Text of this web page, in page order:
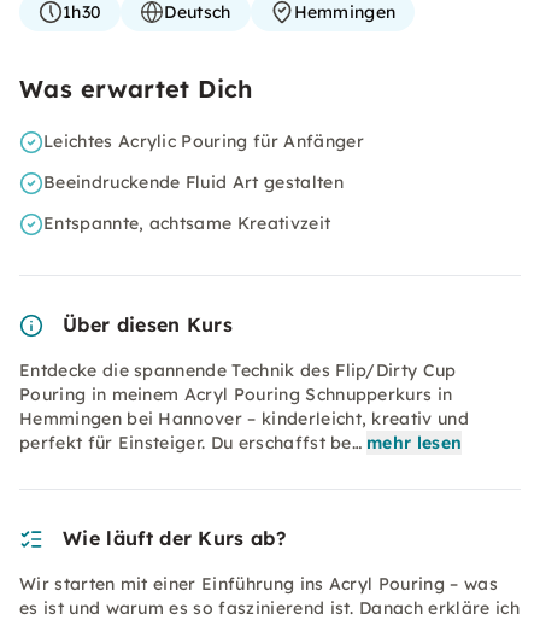
1h30 Deutsch Hemmingen
Was erwartet Dich
Leichtes Acrylic Pouring für Anfänger
Beeindruckende Fluid Art gestalten
Entspannte, achtsame Kreativzeit
Über diesen Kurs
Entdecke die spannende Technik des Flip/Dirty Cup
Pouring in meinem Acryl Pouring Schnupperkurs in
Hemmingen bei Hannover – kinderleicht, kreativ und
perfekt für Einsteiger. Du erschaffst be… mehr lesen
Wie läuft der Kurs ab?
Wir starten mit einer Einführung ins Acryl Pouring – was
es ist und warum es so faszinierend ist. Danach erkläre ich